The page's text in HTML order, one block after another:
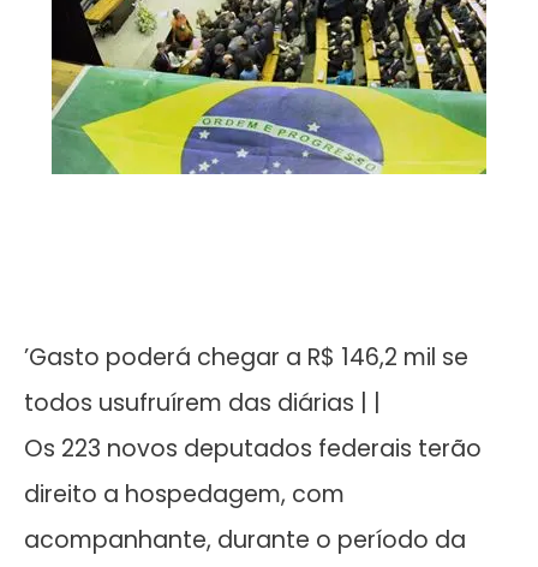
’Gasto poderá chegar a R$ 146,2 mil se
todos usufruírem das diárias | |
Os 223 novos deputados federais terão
direito a hospedagem, com
acompanhante, durante o período da